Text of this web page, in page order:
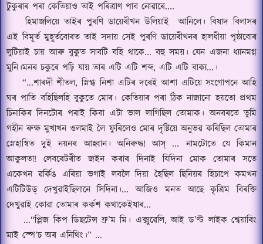
টুকুৰাৰ পৰা কেতিয়াও তাই পৰিত্রাণ পাব নোৱাৰে....
হিমাঞ্জলিয়ে তাইৰ পুৰণি ডায়েৰীখন উলিয়াই
আনিলে। বিষাদ বিলাসৰ
এই বিমূর্ত মুহূর্তবোৰত তাই সদায় সেই পুৰণি ডায়েৰীখনৰ হালধীয়া পৃষ্ঠাবোৰ
লুটিয়াই চায় আৰু বুকুত সাবটি বহি থাকে...বহু সময়। যেন এজনা ধ্যানমগ্ন
মুনি।মনৰ চকুৰে পঢ়ি যায় তাৰ এটি এটি শব্দ, এটি এটি বাক্য...।
“...শাৰদী শীতল,স্নিগ্ধ নিশা এটিৰ দৰেই আশা এটিয়ে সংগোপনে আহি
ঘৰ পাতি বহিছিলহি বুকুতে মোৰ। কেতিয়াৰ পৰা ঠিক নাজানো হয়তো প্রথম
চিনাকিৰ দিনটোৰ পৰাই কিবা এটা ভাল লাগিছিল তোমাক। অনবৰতে তুমি
গহীন ৰুক্ষ মুখাখন ওলমাই লৈ ফুৰিলেও মোৰ দৃষ্টিয়ে অনুভৱ কৰিছিল তোমাৰ
স্নেহান্বিত দুই নয়নৰ আহ্বান। অনিৰুদ্ধ!আস্‌ ...নামটোতে যে কিমান
আকুলতা!লেবৰেটৰীত জইন কৰাৰ দিনাই যিদিনা মোক তোমাৰ সতে
একেখন ৱর্কিঙ এৰিয়া ভগাই লবলৈ দিয়া হৈছিল ছিনিয়ৰ হিচাপে কমখন
এটিটিউড্ দেখুৱাইছিলানে সিদিনা।...আজিও মনত আছে কৃত্রিম বিৰক্তি
দেখুৱাই কোৱা তোমাৰ কর্কশ কথাকেইষাৰ...
...“প্লিজ কিপ ডিছটেন্স ফ্র’ম মি। এক্সুৱেলি,আই ড’ণ্ট লাইক শ্বেয়াৰিং
মাই স্পে’চ অৰ এনিথিং।” ...